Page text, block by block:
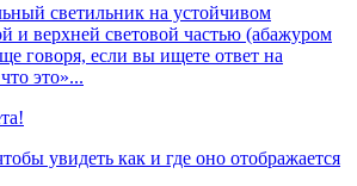
светильник на устойчивом
и верхней световой частью (абажуром
говоря, если вы ищете ответ на
это»...
увидеть как и где оно отображается